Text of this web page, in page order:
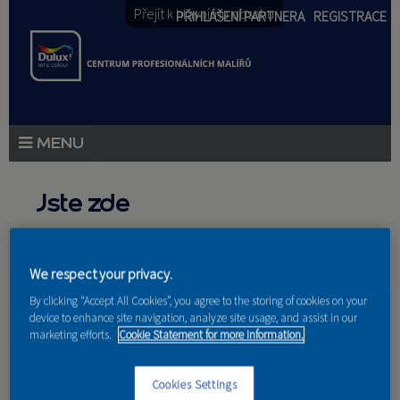
Přejít k hlavnímu obsahu
PŘIHLÁŠENÍ PARTNERA REGISTRACE
AKCE A NOVINKY
AKADEMIE
Jste zde
Bloky a doklady
We respect your privacy.
By clicking “Accept All Cookies”, you agree to the storing of cookies on your
device to enhance site navigation, analyze site usage, and assist in our
marketing efforts. Cookie Statement for more information.
Cookies Settings